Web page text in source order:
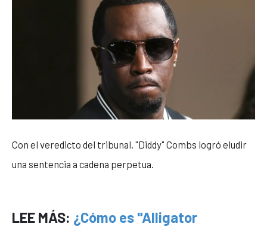
Con el veredicto del tribunal, "Diddy" Combs logró eludir
una sentencia a cadena perpetua.
LEE MÁS: ¿Cómo es "Alligator